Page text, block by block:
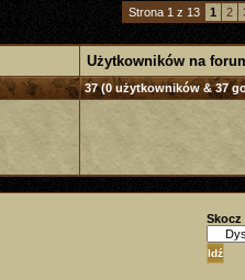
Strona 1 z 13 1 2
Użytkowników na
37 (0 użytkowników & 37